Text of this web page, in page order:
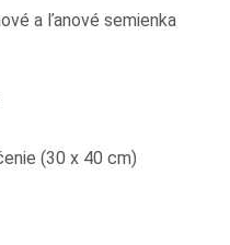
a ľanové semienka
(30 x 40 cm)